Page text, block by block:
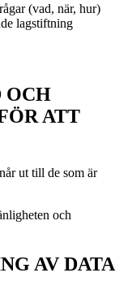
(vad, när, hur)
lagstiftning
OCH
ATT
ut till de som är
och
AV DATA